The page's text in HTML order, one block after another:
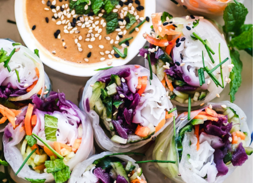
California Rolls
HORS D'OEUVRES